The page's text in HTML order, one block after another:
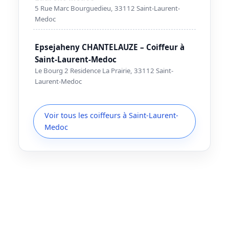
5 Rue Marc Bourguedieu, 33112 Saint-Laurent-
Medoc
Epsejaheny CHANTELAUZE – Coiffeur à
Saint-Laurent-Medoc
Le Bourg 2 Residence La Prairie, 33112 Saint-
Laurent-Medoc
Voir tous les coiffeurs à Saint-Laurent-
Medoc